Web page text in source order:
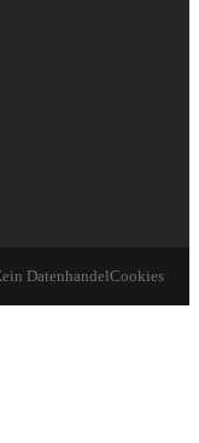
DatenhandelCookies